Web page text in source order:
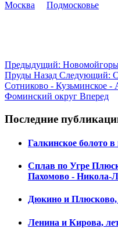
Москва Подмосковье
Предыдущий:
Пруды Назад Следующий:
Сотниково - Кузьминское -
Фоминский округ Вперед
Последние
Галкинское болото
Сплав по Угре
Пахомово - Никола-
Дюкино и Плюсково,
Ленина и Кирова,